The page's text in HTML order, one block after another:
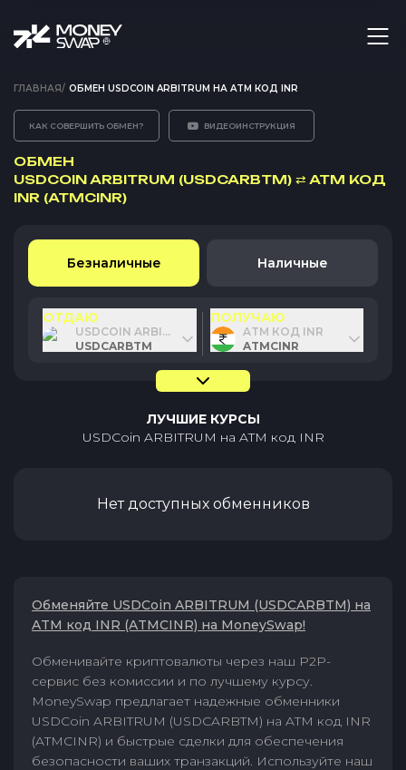
ГЛАВНАЯ/ ОБМЕН USDCOIN ARBITRUM НА ATM КОД INR
КАК СОВЕРШИТЬ ОБМЕН? ВИДЕОИНСТРУКЦИЯ
ОБМЕН
USDCOIN ARBITRUM (USDCARBTM) ⇄ ATM КОД
INR (ATMCINR)
Безналичные Наличные
ОТДАЮ
USDCOIN ARBITRUM
USDCARBTM
ПОЛУЧАЮ
ATM КОД INR
ATMCINR
ЛУЧШИЕ КУРСЫ
USDCoin ARBITRUM на ATM код INR
Нет доступных обменников
Обменяйте USDCoin ARBITRUM (USDCARBTM) на
ATM код INR (ATMCINR) на MoneySwap!
Обменивайте криптовалюты через наш P2P-
сервис без комиссии и по лучшему курсу.
MoneySwap предлагает надежные обменники
USDCoin ARBITRUM (USDCARBTM) на ATM код INR
(ATMCINR) и быстрые сделки для обеспечения
безопасности ваших транзакций. Используйте наш